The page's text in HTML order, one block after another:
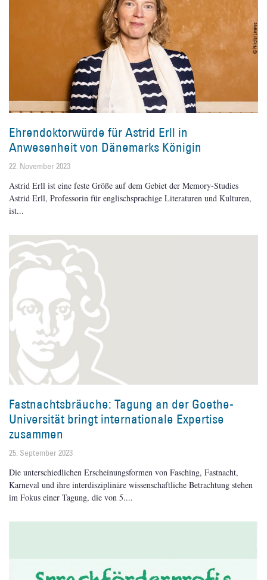
Ehrendoktorwürde für Astrid Erll in
Anwesenheit von Dänemarks Königin
22. November 2023
Astrid Erll ist eine feste Größe auf dem Gebiet der Memory-Studies
Astrid Erll, Professorin für englischsprachige Literaturen und Kulturen,
ist
Fastnachtsbräuche: Tagung an der Goethe-
Universität bringt internationale Expertise
zusammen
25. September 2023
Die unterschiedlichen Erscheinungsformen von Fasching, Fastnacht,
Karneval und ihre interdisziplinäre wissenschaftliche Betrachtung stehen
im Fokus einer Tagung, die von 5.